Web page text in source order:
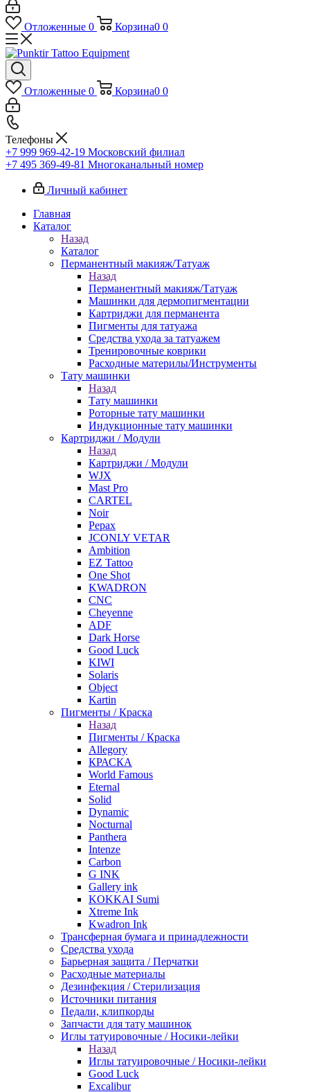
Отложенные 0 Корзина0 0
Отложенные 0 Корзина0 0
Телефоны
+7 999 969-42-19 Московский филиал
+7 495 369-49-81 Многоканальный номер
Личный кабинет
Главная
Каталог
Назад
Каталог
Перманентный макияж/Татуаж
Назад
Перманентный макияж/Татуаж
Машинки для дермопигментации
Картриджи для перманента
Пигменты для татуажа
Средства ухода за татуажем
Тренировочные коврики
Расходные материлы/Инструменты
Тату машинки
Назад
Тату машинки
Роторные тату машинки
Индукционные тату машинки
Картриджи / Модули
Назад
Картриджи / Модули
WJX
Mast Pro
CARTEL
Noir
Pepax
JCONLY VETAR
Ambition
EZ Tattoo
One Shot
KWADRON
CNC
Cheyenne
ADF
Dark Horse
Good Luck
KIWI
Solaris
Object
Kartin
Пигменты / Краска
Назад
Пигменты / Краска
Allegory
КРАСКА
World Famous
Eternal
Solid
Dynamic
Nocturnal
Panthera
Intenze
Carbon
G INK
Gallery ink
KOKKAI Sumi
Xtreme Ink
Kwadron Ink
Трансферная бумага и принадлежности
Средства ухода
Барьерная защита / Перчатки
Расходные материалы
Дезинфекция / Стерилизация
Источники питания
Педали, клипкорды
Запчасти для тату машинок
Иглы татуировочные / Носики-лейки
Назад
Иглы татуировочные / Носики-лейки
Good Luck
Excalibur